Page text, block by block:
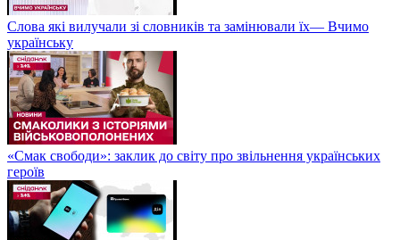
Слова які вилучали зі словників та замінювали їх— Вчимо
українську
«Смак свободи»: заклик до світу про звільнення українських
героїв